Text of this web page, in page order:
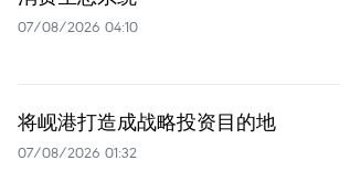
07/08/2026 04:10
将岘港打造成战略投资目的地
07/08/2026 01:32